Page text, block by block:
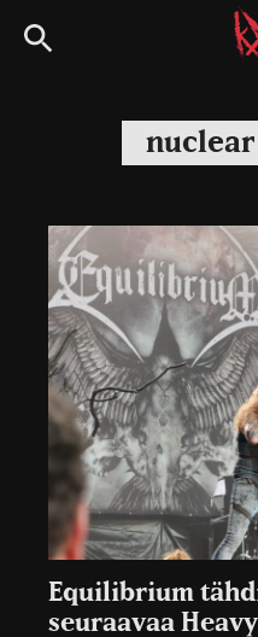
Siirry
suoraan
Equilibrium
seuraavaa